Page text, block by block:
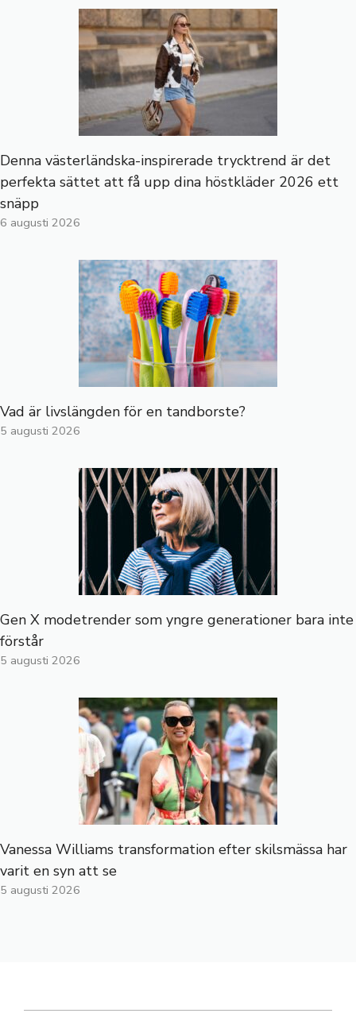
Denna västerländska-inspirerade trycktrend är det
perfekta sättet att få upp dina höstkläder 2026 ett
snäpp
6 augusti 2026
Vad är livslängden för en tandborste?
5 augusti 2026
Gen X modetrender som yngre generationer bara inte
förstår
5 augusti 2026
Vanessa Williams transformation efter skilsmässa har
varit en syn att se
5 augusti 2026